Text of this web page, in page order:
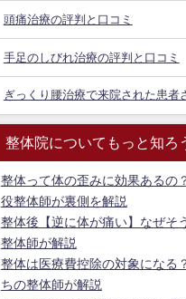
頭痛治療の評判と口コミ
手足のしびれ治療の評判と口コミ
ぎっくり腰治療で来院された患者
整体院についてもっと知ろ
整体って体の歪みに効果あるの
役整体師が裏側を解説
整体後【逆に体が痛い】なぜそ
整体師が解説
整体は医療費控除の対象になる
ちの整体師が解説